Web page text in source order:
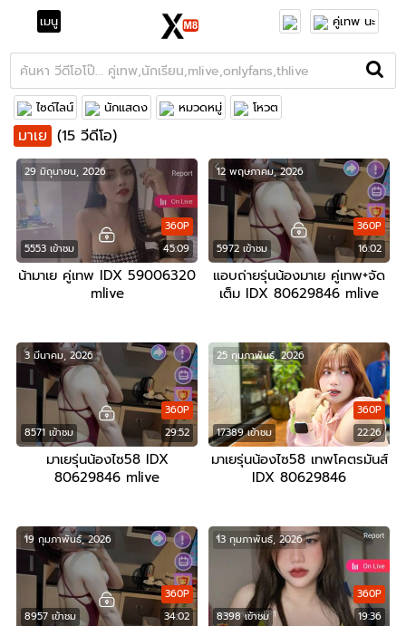
เมนู คู่เทพ นะ
ไซด์ไลน์ นักแสดง หมวดหมู่ โหวต
มาเย (15 วีดีโอ)
5553 เข้าชม 45:09
360P
29 มิถุนายน, 2026
น้ามาเย คู่เทพ IDX 59006320
mlive
5972 เข้าชม 16:02
360P
12 พฤษภาคม, 2026
แอบถ่ายรุ่นน้องมาเย คู่เทพ+จัด
เต็ม IDX 80629846 mlive
8571 เข้าชม 29:52
360P
3 มีนาคม, 2026
มาเยรุ่นน้องไซ58 IDX
80629846 mlive
17389 เข้าชม 22:26
360P
25 กุมภาพันธ์, 2026
มาเยรุ่นน้องไซ58 เทพโคตรมันส์
IDX 80629846
8957 เข้าชม 34:02
360P
19 กุมภาพันธ์, 2026
8398 เข้าชม 19:36
360P
13 กุมภาพันธ์, 2026